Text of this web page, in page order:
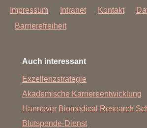
Impressum Intranet Kontakt
Barrierefreiheit
Auch interessant
Exzellenzstrategie
Akademische Karriereentwicklung
Hannover Biomedical Research
Blutspende-Dienst